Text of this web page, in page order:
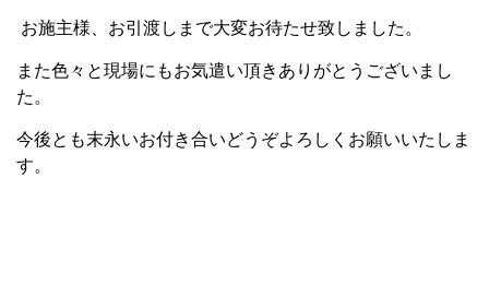
お施主様、お引渡しまで大変お待たせ致しました。
また色々と現場にもお気遣い頂きありがとうございまし
た。
今後とも末永いお付き合いどうぞよろしくお願いいたしま
す。